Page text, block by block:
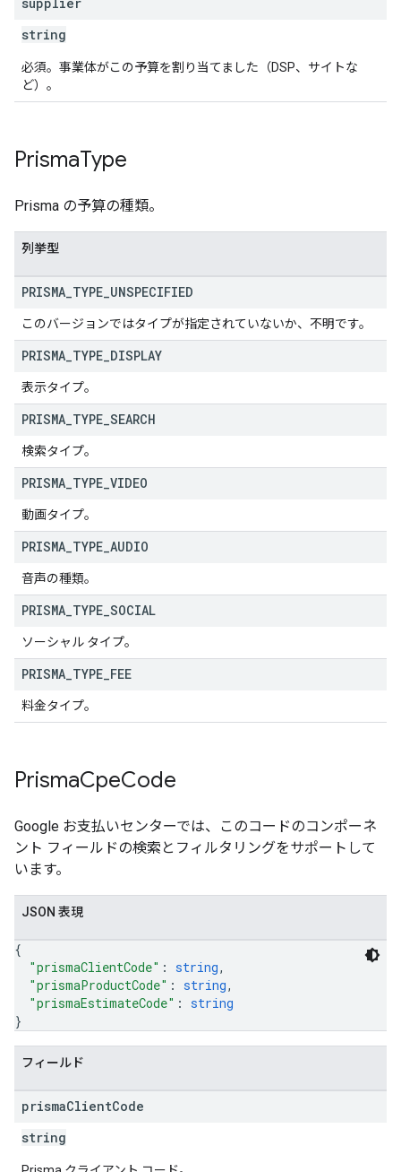
string
必須。事業体がこの予算を割り当てました（DSP、サイトな
ど）。
PrismaType
Prisma の予算の種類。
列挙型
PRISMA TYPE UNSPECIFIED
このバージョンではタイプが指定されていないか、不明です。
PRISMA TYPE DISPLAY
表示タイプ。
PRISMA TYPE SEARCH
検索タイプ。
PRISMA TYPE VIDEO
動画タイプ。
PRISMA TYPE AUDIO
音声の種類。
PRISMA TYPE SOCIAL
ソーシャル タイプ。
PRISMA TYPE FEE
料金タイプ。
PrismaCpeCode
Google お支払いセンターでは、このコードのコンポーネ
ント フィールドの検索とフィルタリングをサポートして
います。
JSON 表現
{
"prismaClientCode" : string,
"prismaProductCode" : string,
"prismaEstimateCode" : string
}
フィールド
prismaClientCode
string